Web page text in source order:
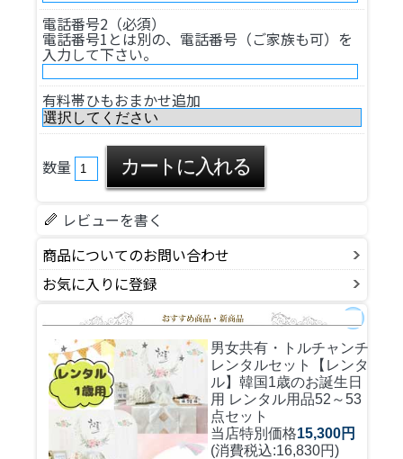
電話番号2（必須）
電話番号1とは別の、電話番号（ご家族も可）を
入力して下さい。
有料帯ひもおまかせ追加
数量
レビューを書く
商品についてのお問い合わせ
お気に入りに登録
男女共有・トルチャンチ
レンタルセット
【レンタ
ル】韓国1歳のお誕生日
用 レンタル用品52～53
点セット
当店特別価格15,300円
(消費税込:16,830円)